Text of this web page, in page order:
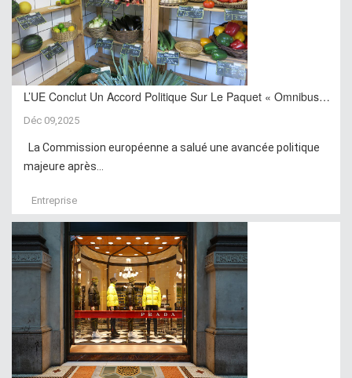
L’UE Conclut Un Accord Politique Sur Le Paquet « Omnibus…
Déc 09,2025
La Commission européenne a salué une avancée politique
majeure après...
Entreprise